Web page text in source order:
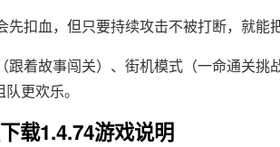
扣血，但只要持续攻击不被打断，就能
跟着故事闯关）、街机模式（一命通关
更欢乐。
载1.4.74游戏说明